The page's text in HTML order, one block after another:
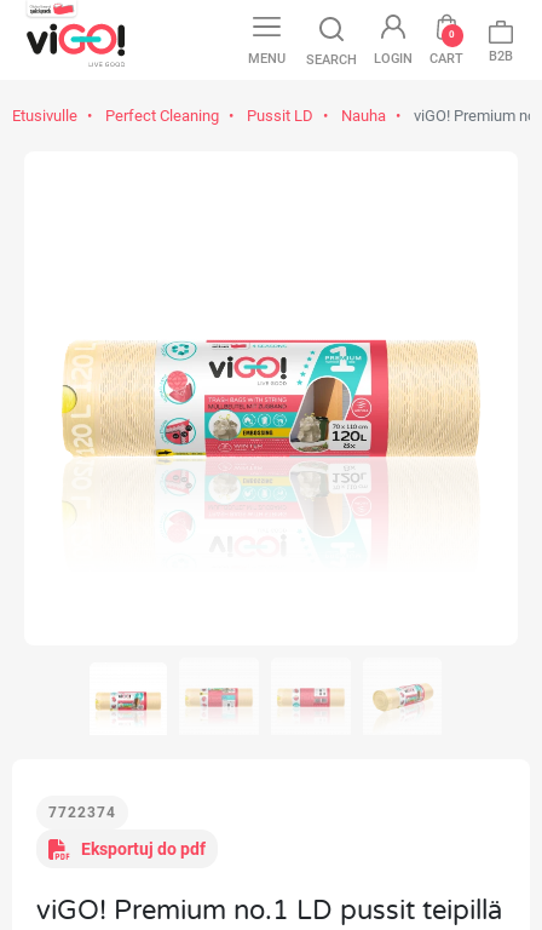
MENU SEARCH LOGIN CART
0
B2B
Etusivulle Perfect Cleaning Pussit LD Nauha viGO! Premium
7722374
Eksportuj do pdf
viGO! Premium no.1 LD pussit teipillä